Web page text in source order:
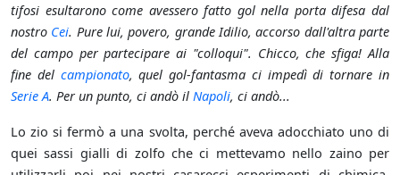
tifosi esultarono come avessero fatto gol nella porta difesa dal
nostro Cei. Pure lui, povero, grande Idilio, accorso dall'altra parte
del campo per partecipare ai "colloqui". Chicco, che sfiga! Alla
fine del campionato, quel gol-fantasma ci impedì di tornare in
Serie A. Per un punto, ci andò il Napoli, ci andò...
Lo zio si fermò a una svolta, perché aveva adocchiato uno di
quei sassi gialli di zolfo che ci mettevamo nello zaino per